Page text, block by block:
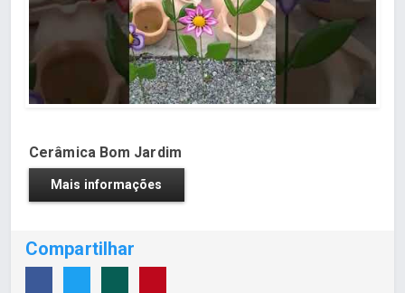
Cerâmica Bom Jardim
Mais informações
Compartilhar